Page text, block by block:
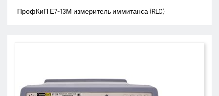
ПрофКиП Е7-13М измеритель иммитанса (RLC)